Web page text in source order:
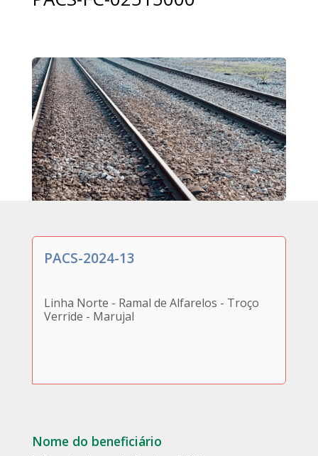
PACS-2024-13
Linha Norte - Ramal de Alfarelos - Troço
Verride - Marujal
Nome do beneficiário